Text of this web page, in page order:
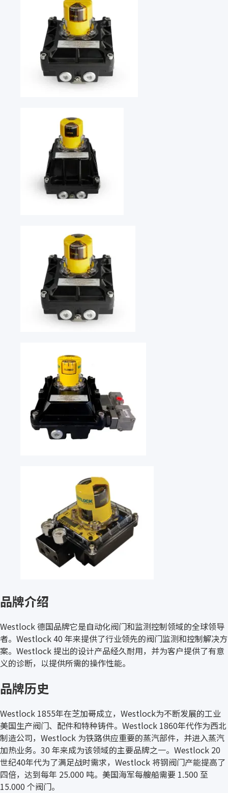
品牌介绍
Westlock 德国品牌它是自动化阀门和监测控制领域的全球领导
者。Westlock 40 年来提供了行业领先的阀门监测和控制解决方
案。Westlock 提出的设计产品经久耐用，并为客户提供了有意
义的诊断，以提供所需的操作性能。
品牌历史
Westlock 1855年在芝加哥成立，Westlock为不断发展的工业
美国生产阀门、配件和特种铸件。Westlock 1860年代作为西北
制造公司，Westlock 为铁路供应重要的蒸汽部件，并进入蒸汽
加热业务。30 年来成为该领域的主要品牌之一。Westlock 20
世纪40年代为了满足战时需求，Westlock 将钢阀门产能提高了
四倍，达到每年 25.000 吨。美国海军每艘船需要 1.500 至
15.000 个阀门。